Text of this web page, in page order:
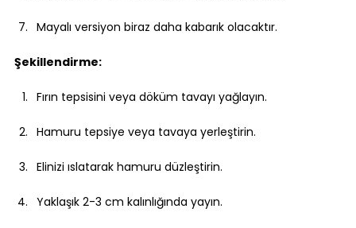
Mayalı versiyon biraz daha kabarık olacaktır.
Şekillendirme:
Fırın tepsisini veya döküm tavayı yağlayın.
Hamuru tepsiye veya tavaya yerleştirin.
Elinizi ıslatarak hamuru düzleştirin.
Yaklaşık 2-3 cm kalınlığında yayın.